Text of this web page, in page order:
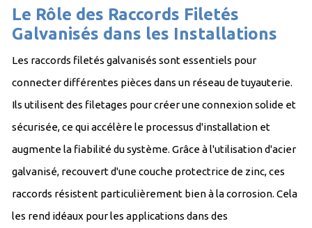
Le Rôle des Raccords Filetés
Galvanisés dans les Installations
Les raccords filetés galvanisés sont essentiels pour
connecter différentes pièces dans un réseau de tuyauterie.
Ils utilisent des filetages pour créer une connexion solide et
sécurisée, ce qui accélère le processus d'installation et
augmente la fiabilité du système. Grâce à l'utilisation d'acier
galvanisé, recouvert d'une couche protectrice de zinc, ces
raccords résistent particulièrement bien à la corrosion. Cela
les rend idéaux pour les applications dans des